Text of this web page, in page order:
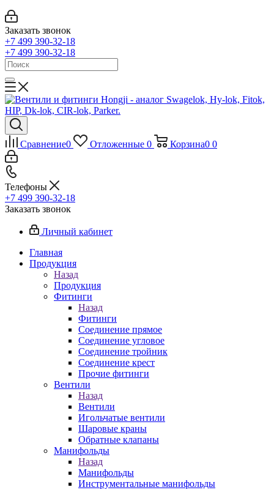
Заказать звонок
+7 499 390-32-18
+7 499 390-32-18
Сравнение0 Отложенные 0 Корзина0 0
Телефоны
+7 499 390-32-18
Заказать звонок
Личный кабинет
Главная
Продукция
Назад
Продукция
Фитинги
Назад
Фитинги
Соединение прямое
Соединение угловое
Соединение тройник
Соединение крест
Прочие фитинги
Вентили
Назад
Вентили
Игольчатые вентили
Шаровые краны
Обратные клапаны
Манифольды
Назад
Манифольды
Инструментальные манифольды